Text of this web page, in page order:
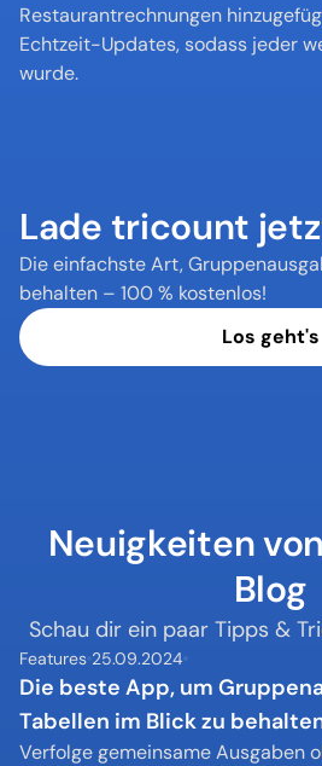
Restaurantrechnungen
Echtzeit-Updates, sodass jeder
wurde.
Lade tricount
Die einfachste Art,
behalten – 100 % kostenlos!
Los geht's
Neuigkeiten
Blog
Schau dir ein paar Tipps &
Features 25.09.2024
Die beste App, um
Tabellen im Blick zu
Verfolge gemeinsame Ausgaben